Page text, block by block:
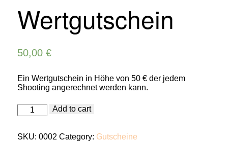
Wertgutschein
50,00€
Ein Wertgutschein in Höhe von 50 € der jedem
Shooting angerechnet werden kann.
Wertgutschein
quantity
Add to cart
SKU:0002 Category: Gutscheine